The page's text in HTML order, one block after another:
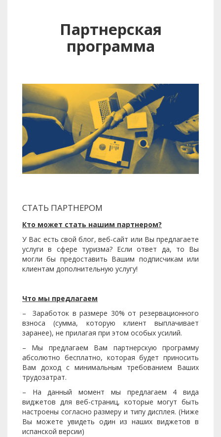
Партнерская
программа
СТАТЬ ПАРТНЕРОМ
Кто может стать нашим партнером?
У Вас есть свой блог, веб-сайт или Вы предлагаете
услуги в сфере туризма? Если ответ да, то Вы
могли бы предоставить Вашим подписчикам или
клиентам дополнительную услугу!
Что мы предлагаем
– Заработок в размере 30% от резервационного
взноса (сумма, которую клиент выплачивает
заранее), не прилагая при этом особых усилий.
– Мы предлагаем Вам партнерскую программу
абсолютно бесплатно, которая будет приносить
Вам доход с минимальным требованием Ваших
трудозатрат.
– На данный момент мы предлагаем 4 вида
виджетов для веб-страниц, которые могут быть
настроены согласно размеру и типу дисплея. (Ниже
Вы можете увидеть один из наших виджетов в
испанской версии)